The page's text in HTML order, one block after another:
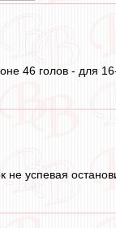
46 голов - для
не успевая